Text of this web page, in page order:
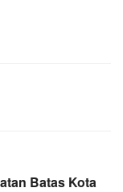
Batas Kota